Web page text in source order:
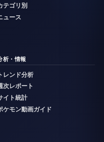
テゴリ別
ュース
析・情報
レンド分析
次レポート
イト統計
ケモン動画ガイド